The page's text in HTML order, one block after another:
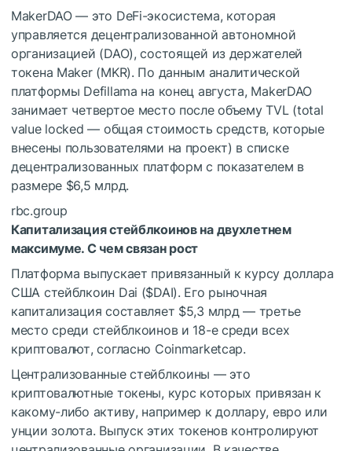
MakerDAO — это DeFi-экосистема, которая
управляется децентрализованной автономной
организацией (DAO), состоящей из держателей
токена Maker (MKR). По данным аналитической
платформы Defillama на конец августа, MakerDAO
занимает четвертое место после объему TVL (total
value locked — общая стоимость средств, которые
внесены пользователями на проект) в списке
децентрализованных платформ с показателем в
размере $6,5 млрд.
rbc.group
Капитализация стейблкоинов на двухлетнем
максимуме. С чем связан рост
Платформа выпускает привязанный к курсу доллара
США стейблкоин Dai ($DAI). Его рыночная
капитализация составляет $5,3 млрд — третье
место среди стейблкоинов и 18-е среди всех
криптовалют,согласно Coinmarketcap.
Централизованные стейблкоины — это
криптовалютные токены, курс которых привязан к
какому-либо активу, например к доллару, евро или
унции золота. Выпуск этих токенов контролируют